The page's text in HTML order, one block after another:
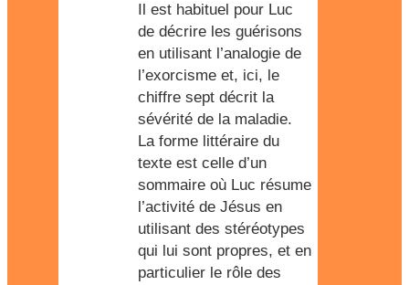
Il est habituel pour Luc
de décrire les guérisons
en utilisant l’analogie de
l’exorcisme et, ici, le
chiffre sept décrit la
sévérité de la maladie.
La forme littéraire du
texte est celle d’un
sommaire où Luc résume
l’activité de Jésus en
utilisant des stéréotypes
qui lui sont propres, et en
particulier le rôle des